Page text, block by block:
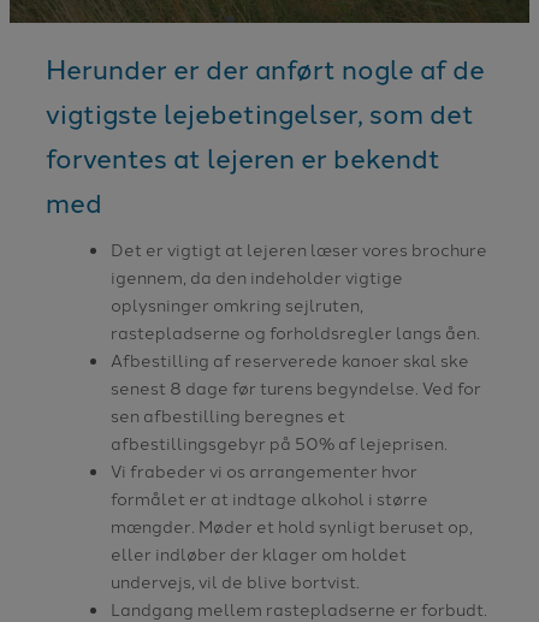
Herunder er der anført nogle af de
vigtigste lejebetingelser, som det
forventes at lejeren er bekendt
med
Det er vigtigt at lejeren læser vores brochure
igennem, da den indeholder vigtige
oplysninger omkring sejlruten,
rastepladserne og forholdsregler langs åen.
Afbestilling af reserverede kanoer skal ske
senest 8 dage før turens begyndelse. Ved for
sen afbestilling beregnes et
afbestillingsgebyr på 50% af lejeprisen.
Vi frabeder vi os arrangementer hvor
formålet er at indtage alkohol i større
mængder. Møder et hold synligt beruset op,
eller indløber der klager om holdet
undervejs, vil de blive bortvist.
Landgang mellem rastepladserne er forbudt.